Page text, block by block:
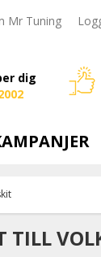
Mr Tuning
dig
TILL